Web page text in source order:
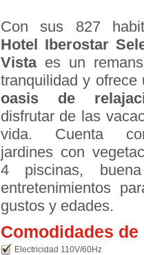
Con sus 827
Hotel Iberostar
Vistaes un
tranquilidad y ofrece
oasis de
disfrutar de las
vida. Cuenta
jardines con
4 piscinas,
entretenimientos
gustos y edades.
Comodidades
Electricidad 110V/60Hz